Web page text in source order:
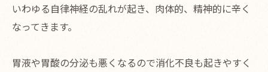
いわゆる自律神経の乱れが起き、肉体的、精神的に辛く
なってきます。
胃液や胃酸の分泌も悪くなるので消化不良も起きやすく